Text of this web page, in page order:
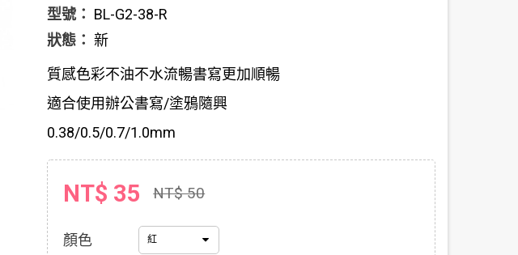
型號： BL-G2-38-R
狀態： 新
質感色彩不油不水流暢書寫更加順暢
適合使用辦公書寫/塗鴉隨興
0.38/0.5/0.7/1.0mm
NT$ 35 NT$ 50
顏色 紅